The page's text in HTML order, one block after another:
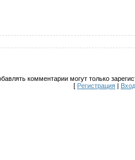
комментарии могут только
[ Регистрация Вход